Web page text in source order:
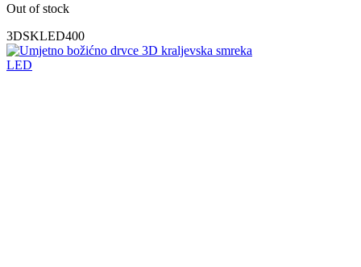
Out of stock
3DSKLED400